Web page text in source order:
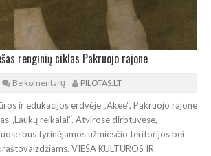
renginių ciklas Pakruojo rajone
Be komentarų PILOTAS.LT
ir edukacijos erdvėje „Akee“, Pakruojo rajone
„Laukų reikalai“. Atvirose dirbtuvėse,
bus tyrinėjamos užmiesčio teritorijos bei
VIEŠA KULTŪROS IR